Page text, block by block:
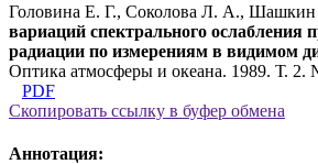
Головина Е. Г., Соколова Л. А.,
вариаций спектрального ослабления
радиации по измерениям в видимом
Оптика атмосферы и океана. 1989. Т. 2.
PDF
Скопировать ссылку в буфер обмена
Аннотация: